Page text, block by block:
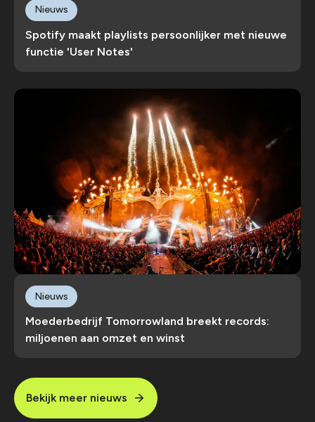
Spotify maakt playlists persoonlijker met nieuwe
functie 'User Notes'
Nieuws
Moederbedrijf Tomorrowland breekt records:
miljoenen aan omzet en winst
Nieuws
Bekijk meer nieuws